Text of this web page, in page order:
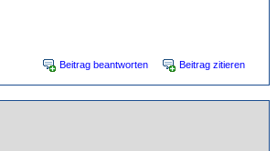
Beitrag beantworten Beitrag zitieren